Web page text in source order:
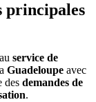
principales
service de
Guadeloupe avec
des demandes de
.